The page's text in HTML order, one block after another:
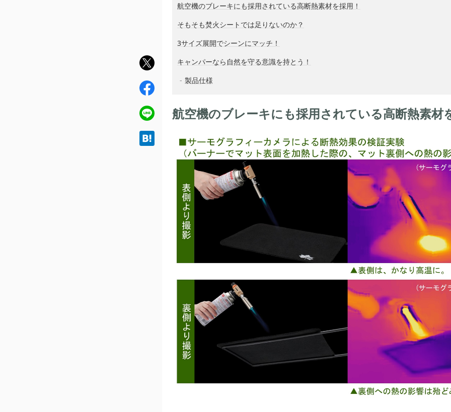
航空機のブレーキにも採用されている高断熱素材を採用！
そもそも焚火シートでは足りないのか？
3サイズ展開でシーンにマッチ！
キャンパーなら自然を守る意識を持とう！
製品仕様
航空機のブレーキにも採用されている高断熱素材
twit
ter
fac
ebo
ok
line
hat
ena